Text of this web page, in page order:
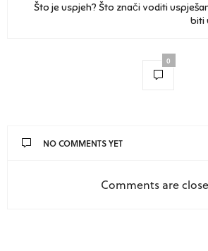
Što je uspjeh? Što znači voditi
biti
0
NO COMMENTS YET
Comments are